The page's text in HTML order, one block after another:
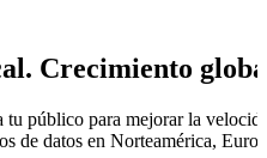
Crecimiento
tu público para mejorar la
de datos en Norteamérica,